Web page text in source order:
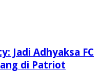
Jadi Adhyaksa FC
di Patriot